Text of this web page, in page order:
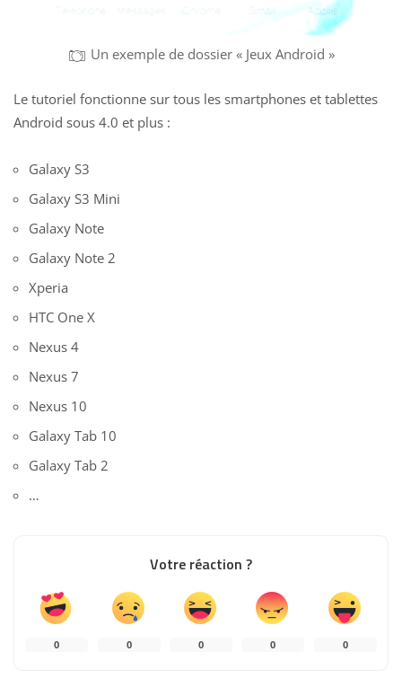
Un exemple de dossier « Jeux Android »
Le tutoriel fonctionne sur tous les smartphones et tablettes
Android sous 4.0 et plus :
Galaxy S3
Galaxy S3 Mini
Galaxy Note
Galaxy Note 2
Xperia
HTC One X
Nexus 4
Nexus 7
Nexus 10
Galaxy Tab 10
Galaxy Tab 2
…
Votre réaction ?
0 0 0 0 0